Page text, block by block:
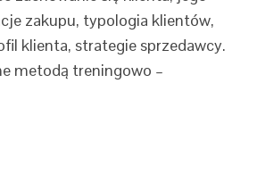
zakupu, typologia klientów,
klienta, strategie sprzedawcy.
metodą treningowo –